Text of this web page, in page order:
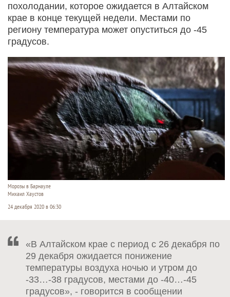
похолодании, которое ожидается в Алтайском
крае в конце текущей недели. Местами по
региону температура может опуститься до -45
градусов.
Морозы в Барнауле
Михаил Хаустов
24 декабря 2020 в 06:30
«В Алтайском крае с период с 26 декабря по
29 декабря ожидается понижение
температуры воздуха ночью и утром до
-33…-38 градусов, местами до -40…-45
градусов», - говорится в сообщении